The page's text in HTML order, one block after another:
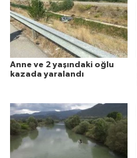
Anne ve 2 yaşındaki oğlu
kazada yaralandı